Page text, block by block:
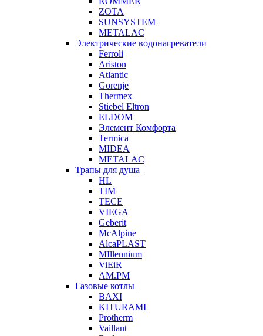
ZOTA
SUNSYSTEM
METALAC
Электрические водонагреватели
Ferroli
Ariston
Atlantic
Gorenje
Thermex
Stiebel Eltron
ELDOM
Элемент Комфорта
Termica
MIDEA
METALAC
Трапы для душа
HL
TIM
TECE
VIEGA
Geberit
McAlpine
AlcaPLAST
MIllennium
ViEiR
AM.PM
Газовые котлы
BAXI
KITURAMI
Protherm
Vaillant